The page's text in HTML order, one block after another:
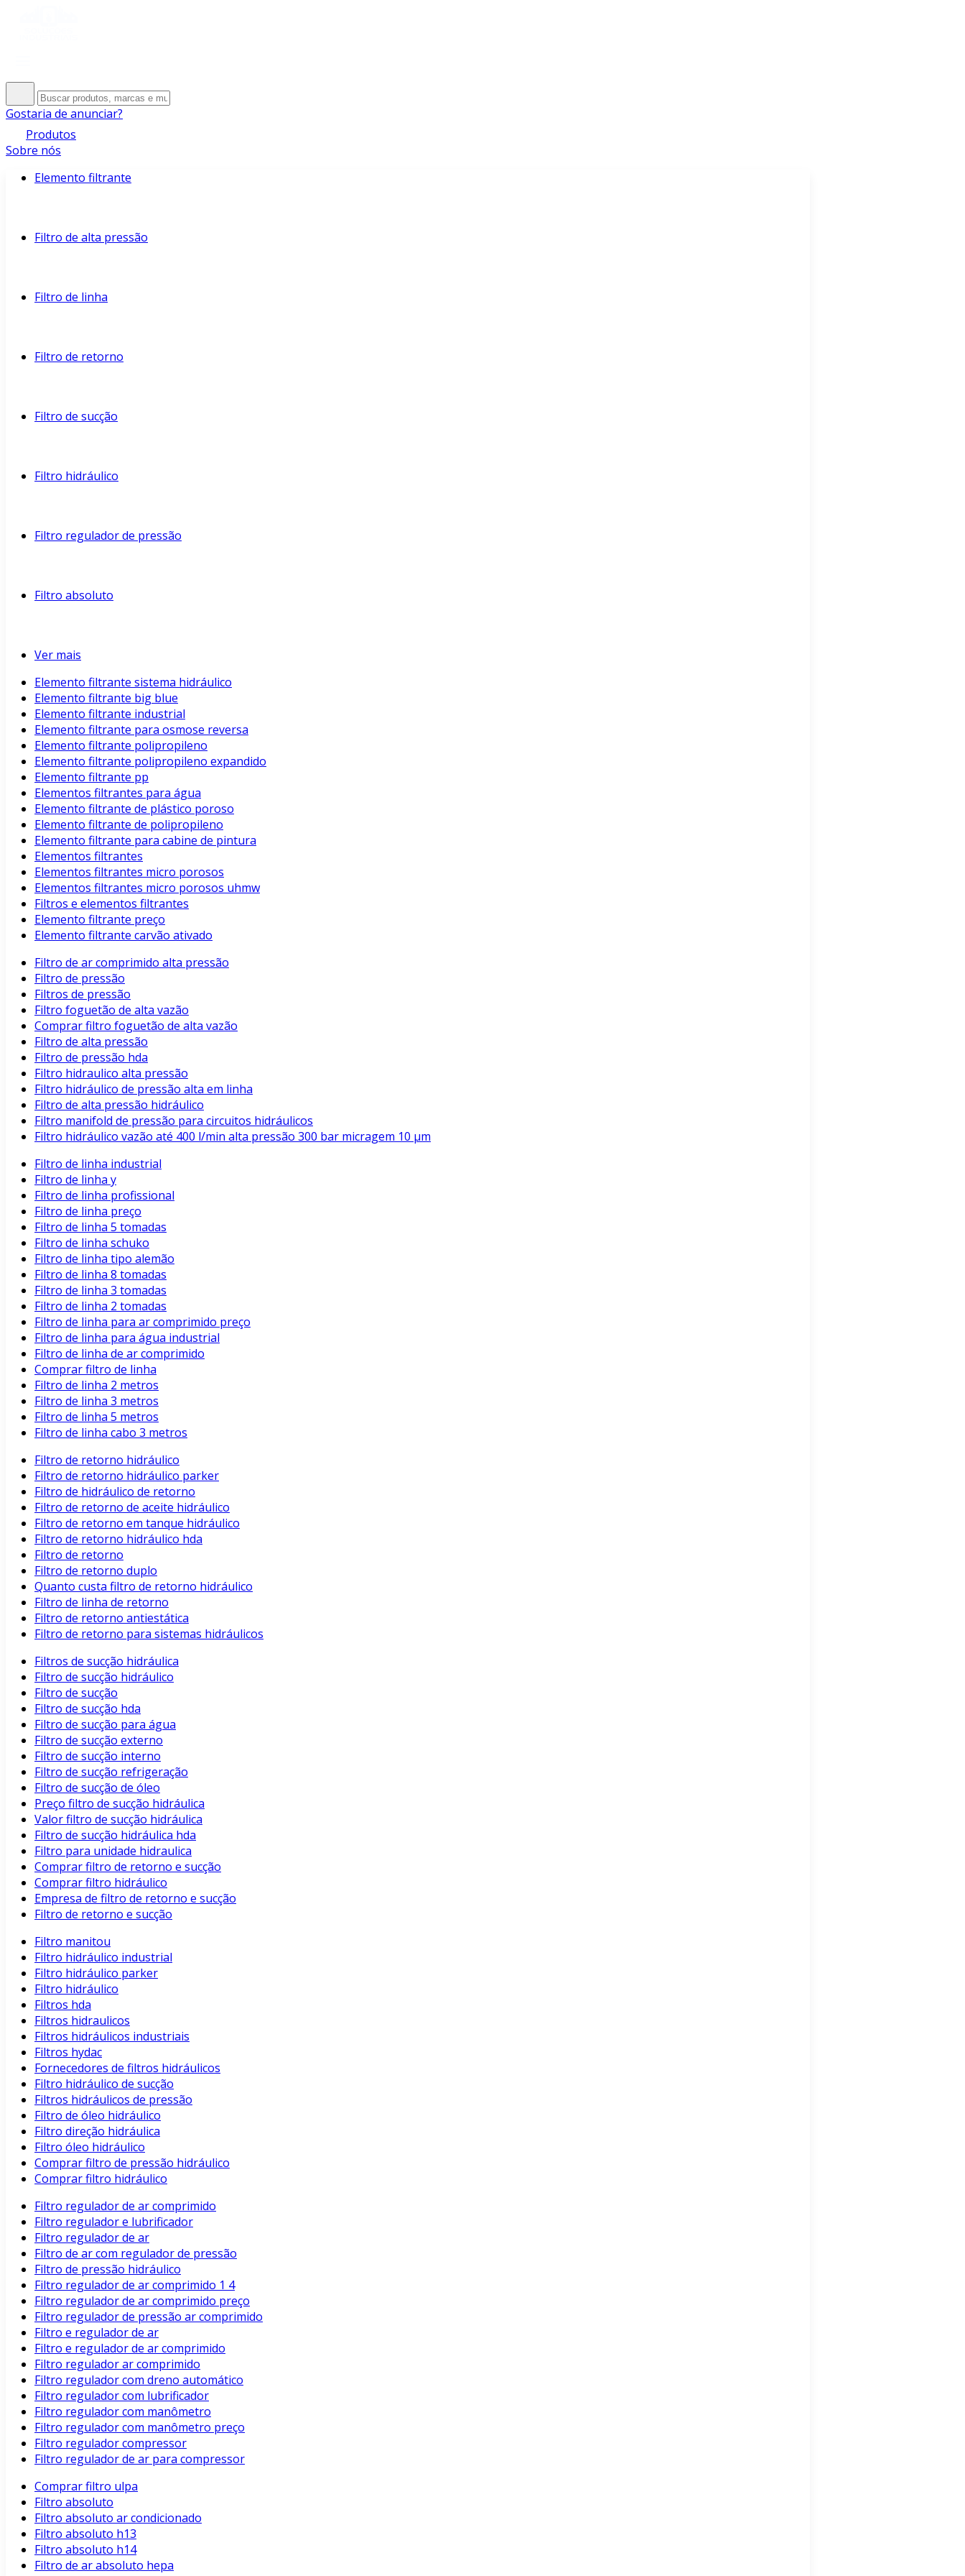
Gostaria de anunciar?
Produtos
Sobre nós
Elemento filtrante
Filtro de alta pressão
Filtro de linha
Filtro de retorno
Filtro de sucção
Filtro hidráulico
Filtro regulador de pressão
Filtro absoluto
Ver mais
Elemento filtrante sistema hidráulico
Elemento filtrante big blue
Elemento filtrante industrial
Elemento filtrante para osmose reversa
Elemento filtrante polipropileno
Elemento filtrante polipropileno expandido
Elemento filtrante pp
Elementos filtrantes para água
Elemento filtrante de plástico poroso
Elemento filtrante de polipropileno
Elemento filtrante para cabine de pintura
Elementos filtrantes
Elementos filtrantes micro porosos
Elementos filtrantes micro porosos uhmw
Filtros e elementos filtrantes
Elemento filtrante preço
Elemento filtrante carvão ativado
Filtro de ar comprimido alta pressão
Filtro de pressão
Filtros de pressão
Filtro foguetão de alta vazão
Comprar filtro foguetão de alta vazão
Filtro de alta pressão
Filtro de pressão hda
Filtro hidraulico alta pressão
Filtro hidráulico de pressão alta em linha
Filtro de alta pressão hidráulico
Filtro manifold de pressão para circuitos hidráulicos
Filtro hidráulico vazão até 400 l/min alta pressão 300 bar micragem 10 μm
Filtro de linha industrial
Filtro de linha y
Filtro de linha profissional
Filtro de linha preço
Filtro de linha 5 tomadas
Filtro de linha schuko
Filtro de linha tipo alemão
Filtro de linha 8 tomadas
Filtro de linha 3 tomadas
Filtro de linha 2 tomadas
Filtro de linha para ar comprimido preço
Filtro de linha para água industrial
Filtro de linha de ar comprimido
Comprar filtro de linha
Filtro de linha 2 metros
Filtro de linha 3 metros
Filtro de linha 5 metros
Filtro de linha cabo 3 metros
Filtro de retorno hidráulico
Filtro de retorno hidráulico parker
Filtro de hidráulico de retorno
Filtro de retorno de aceite hidráulico
Filtro de retorno em tanque hidráulico
Filtro de retorno hidráulico hda
Filtro de retorno
Filtro de retorno duplo
Quanto custa filtro de retorno hidráulico
Filtro de linha de retorno
Filtro de retorno antiestática
Filtro de retorno para sistemas hidráulicos
Filtros de sucção hidráulica
Filtro de sucção hidráulico
Filtro de sucção
Filtro de sucção hda
Filtro de sucção para água
Filtro de sucção externo
Filtro de sucção interno
Filtro de sucção refrigeração
Filtro de sucção de óleo
Preço filtro de sucção hidráulica
Valor filtro de sucção hidráulica
Filtro de sucção hidráulica hda
Filtro para unidade hidraulica
Comprar filtro de retorno e sucção
Comprar filtro hidráulico
Empresa de filtro de retorno e sucção
Filtro de retorno e sucção
Filtro manitou
Filtro hidráulico industrial
Filtro hidráulico parker
Filtro hidráulico
Filtros hda
Filtros hidraulicos
Filtros hidráulicos industriais
Filtros hydac
Fornecedores de filtros hidráulicos
Filtro hidráulico de sucção
Filtros hidráulicos de pressão
Filtro de óleo hidráulico
Filtro direção hidráulica
Filtro óleo hidráulico
Comprar filtro de pressão hidráulico
Comprar filtro hidráulico
Filtro regulador de ar comprimido
Filtro regulador e lubrificador
Filtro regulador de ar
Filtro de ar com regulador de pressão
Filtro de pressão hidráulico
Filtro regulador de ar comprimido 1 4
Filtro regulador de ar comprimido preço
Filtro regulador de pressão ar comprimido
Filtro e regulador de ar
Filtro e regulador de ar comprimido
Filtro regulador ar comprimido
Filtro regulador com dreno automático
Filtro regulador com lubrificador
Filtro regulador com manômetro
Filtro regulador com manômetro preço
Filtro regulador compressor
Filtro regulador de ar para compressor
Comprar filtro ulpa
Filtro absoluto
Filtro absoluto ar condicionado
Filtro absoluto h13
Filtro absoluto h14
Filtro de ar absoluto hepa